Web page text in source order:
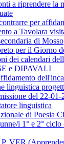
a riprendere la
per
a Tavolara
di Mosso
per il Giorno
dei calendari
e DIPAVALI
linguistica
del 22-
linguistica
di Poesia
i 1° e 2° ciclo